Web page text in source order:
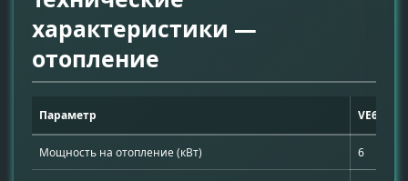
характеристики —
отопление
Параметр VE6
Мощность на отопление (кВт) 6